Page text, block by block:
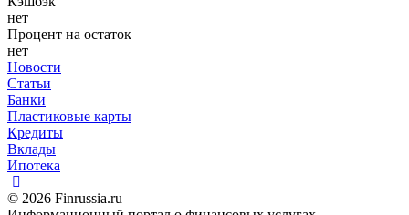
нет
Процент на остаток
нет
Новости
Статьи
Банки
Пластиковые карты
Кредиты
Вклады
Ипотека
© 2026 Finrussia.ru